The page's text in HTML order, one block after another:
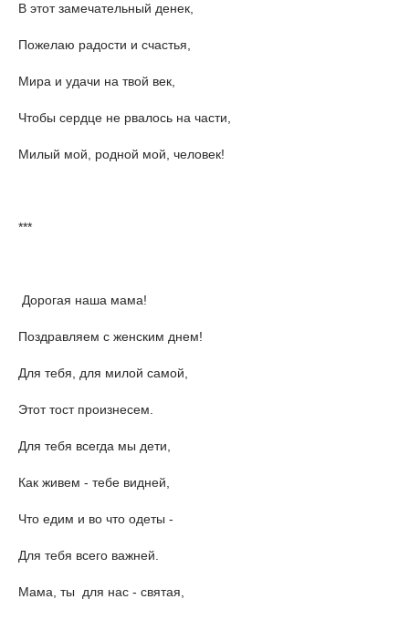
В этот замечательный денек,
Пожелаю радости и счастья,
Мира и удачи на твой век,
Чтобы сердце не рвалось на части,
Милый мой, родной мой, человек!
***
Дорогая наша мама!
Поздравляем с женским днем!
Для тебя, для милой самой,
Этот тост произнесем.
Для тебя всегда мы дети,
Как живем - тебе видней,
Что едим и во что одеты -
Для тебя всего важней.
Мама, ты для нас - святая,